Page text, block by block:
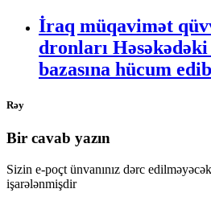
İraq müqavimət
dronları
bazasına hücum
Rəy
Bir cavab yazın
Sizin e-poçt ünvanınız dərc
işarələnmişdir